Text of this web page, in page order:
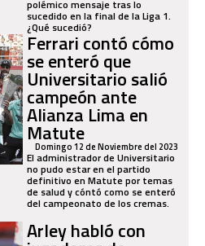
polémico mensaje tras lo
sucedido en la final de la Liga 1.
¿Qué sucedió?
Ferrari contó cómo
se enteró que
Universitario salió
campeón ante
Alianza Lima en
Matute
Domingo 12 de Noviembre del 2023
El administrador de Universitario
no pudo estar en el partido
definitivo en Matute por temas
de salud y cóntó como se enteró
del campeonato de los cremas.
Arley habló con